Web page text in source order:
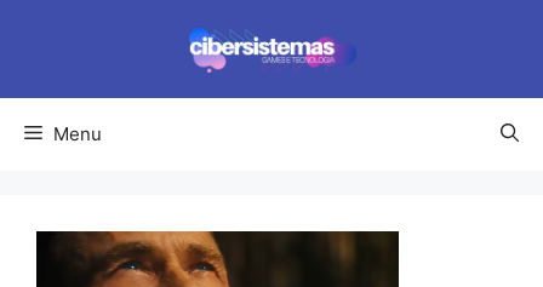
conteúdo
Menu